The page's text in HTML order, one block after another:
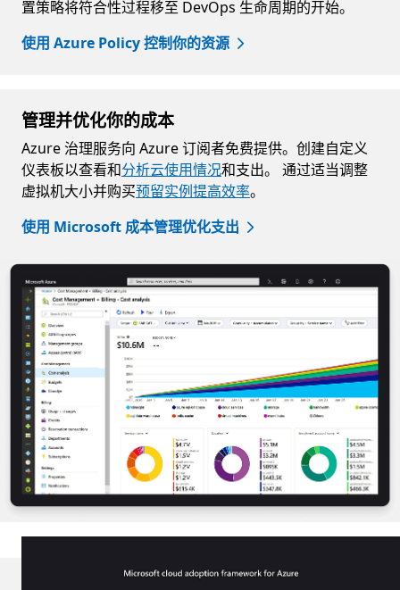
置策略将符合性过程移至 DevOps 生命周期的开始。
使用 Azure Policy 控制你的资源
管理并优化你的成本
Azure 治理服务向 Azure 订阅者免费提供。创建自定义
仪表板以查看和分析云使用情况和支出。 通过适当调整
虚拟机大小并购买预留实例提高效率。
使用 Microsoft 成本管理优化支出